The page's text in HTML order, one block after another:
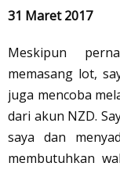
31 Maret 2017
Meskipun
memasang lot,
juga mencoba
dari akun NZD.
saya dan
membutuhkan